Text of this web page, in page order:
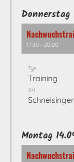
Donnerstag
17:30 - 20:00
Typ
Training
Ort
Montag